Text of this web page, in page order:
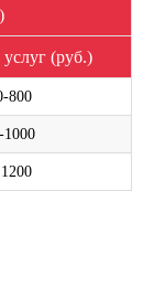
(руб.)
800
1000